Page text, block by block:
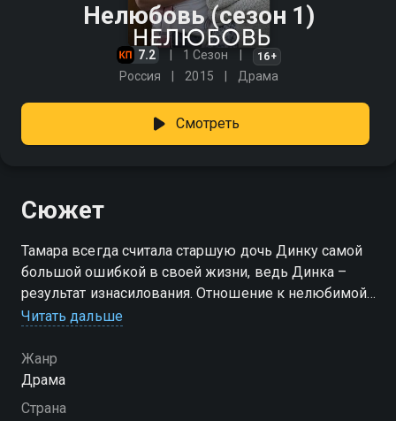
Нелюбовь (сезон 1)
7.2 1 Сезон 16+
Россия 2015 Драма
Смотреть
Сюжет
Тамара всегда считала старшую дочь Динку самой
большой ошибкой в своей жизни, ведь Динка –
результат изнасилования. Отношение к нелюбимой
дочке меняется в лучшую сторону, когда в жизни
Но семейная идиллия длится недолго. Петр гибнет в
пожаре. Причиной возгорания дома могла стать
игра пятилетней Динки со спичками. И хотя эта
Читать дальше
Жанр
Драма
Страна